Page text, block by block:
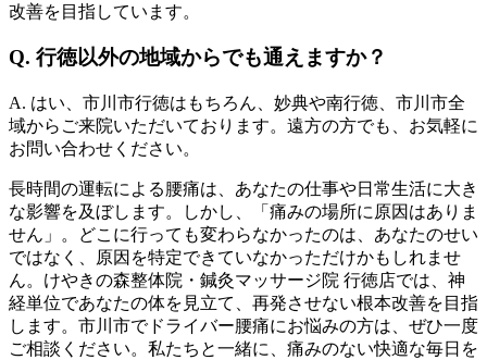
改善を目指しています。
Q. 行徳以外の地域からでも通えますか？
A. はい、市川市行徳はもちろん、妙典や南行徳、市川市全
域からご来院いただいております。遠方の方でも、お気軽に
お問い合わせください。
長時間の運転による腰痛は、あなたの仕事や日常生活に大き
な影響を及ぼします。しかし、「痛みの場所に原因はありま
せん」。どこに行っても変わらなかったのは、あなたのせい
ではなく、原因を特定できていなかっただけかもしれませ
ん。けやきの森整体院・鍼灸マッサージ院 行徳店では、神
経単位であなたの体を見立て、再発させない根本改善を目指
します。市川市でドライバー腰痛にお悩みの方は、ぜひ一度
ご相談ください。私たちと一緒に、痛みのない快適な毎日を